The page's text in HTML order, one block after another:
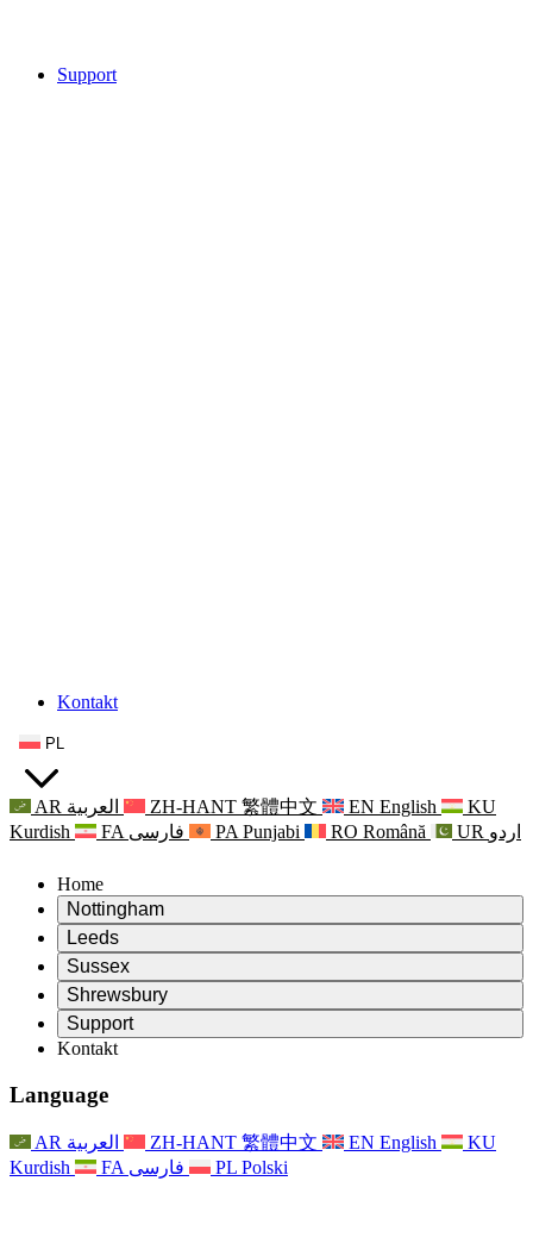
Support
Kontakt
PL
AR العربية ZH-HANT 繁體中文 EN English
KU
Kurdish
FA فارسی PA Punjabi RO Română UR اردو
Home
Nottingham
Review
Przewodniczący Przeglądu
Niezależny zespół recenzentów
Zakres uprawnień
Raport końcowy z niezależnego przeglądu
Często zadawane pytania
Proces przekazywania informacji zwrotnych przez rodzinę
Biuletyny informacyjne
Opt Out
Leeds
Review
Przewodniczący Przeglądu
Niezależny zespół recenzentów
Zakres wymagań i obowiązków
Kontakt
Wsparcie psychologiczne dla rodzin
Aktualizacje dla rodzin
Zdarzenia
For Staff
Wsparcie dla personelu
Sussex
Review
Przewodniczący Przeglądu
Niezależny zespół recenzentów
Zakres uprawnień
For Families
Aktualizacje dla rodzin
Zdarzenia
Shrewsbury
Review
Zakres zadań w zakresie oceny macierzyństwa
Raport końcowy z niezależnego przeglądu
Pierwszy raport z niezależnego przeglądu
For Families
Aktualizacje
Support
Leeds
Nottingham
Rodzinna Służba Wsparcia Psychologicznego
Wsparcie w sytuacjach kryzysowych związanych ze
zdrowiem psychicznym
Usługi regionalne Nottingham
Kontakt
Language
AR العربية ZH-HANT 繁體中文 EN English
KU
Kurdish
FA فارسی PL Polski